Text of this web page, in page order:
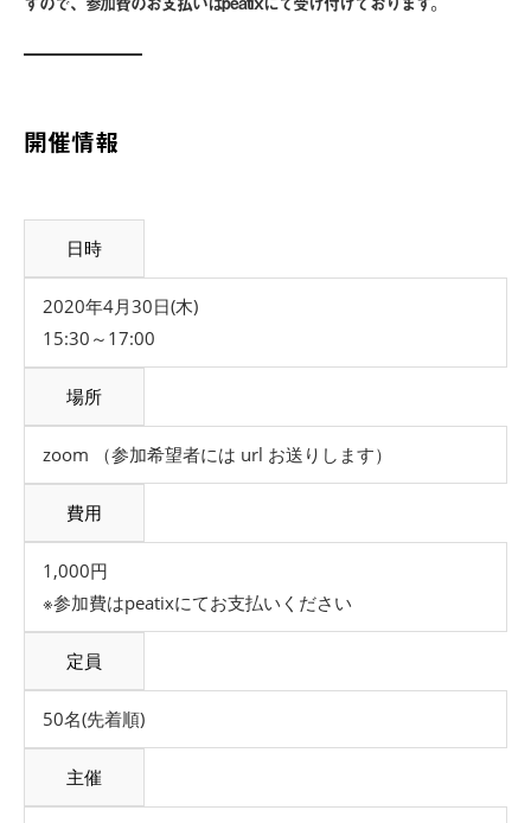
開催情報
日時
2020年4月30日(木)
15:30～17:00
場所
zoom （参加希望者には url お送りします）
費用
1,000円
※参加費はpeatixにてお支払いください
定員
50名(先着順)
主催